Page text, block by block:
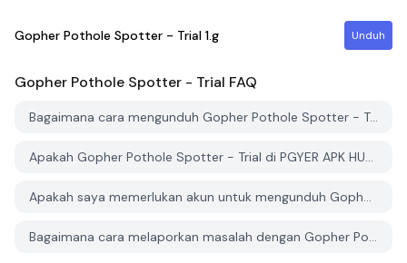
Gopher Pothole Spotter - Trial 1.g Unduh
Gopher Pothole Spotter - Trial FAQ
Bagaimana cara mengunduh Gopher Pothole Spotter - Trial dari PGYER APK HUB?
Apakah Gopher Pothole Spotter - Trial di PGYER APK HUB gratis untuk diunduh?
Apakah saya memerlukan akun untuk mengunduh Gopher Pothole Spotter - Trial dari PGYER APK HUB?
Bagaimana cara melaporkan masalah dengan Gopher Pothole Spotter - Trial di PGYER APK HUB?